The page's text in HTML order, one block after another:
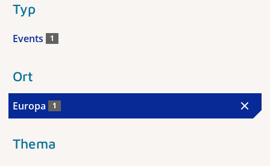
Typ
Events 1
Ort
Europa 1
Thema